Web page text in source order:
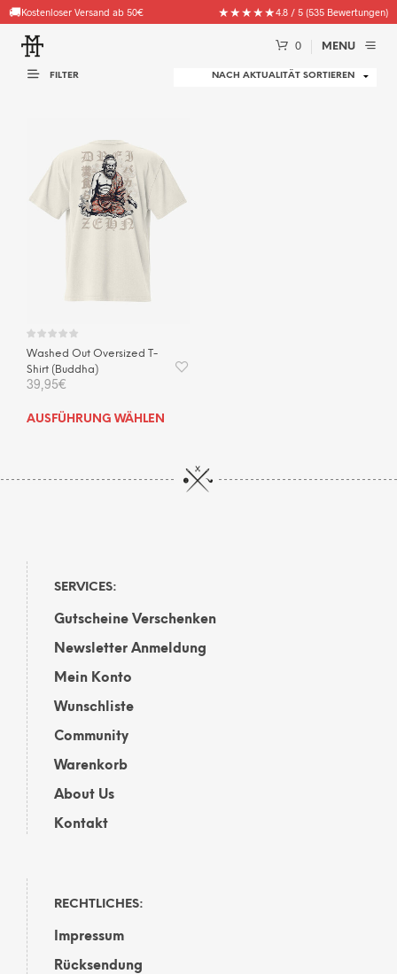
🚚Kostenloser Versand ab 50€ ★★★★★4.8 / 5 (535 Bewertungen)
0 MENU
FILTER
Washed Out Oversized T-
Shirt (Buddha)
39,95€
AUSFÜHRUNG WÄHLEN
mehrere
Varianten
Produktseite
werden
SERVICES:
Gutscheine Verschenken
Newsletter Anmeldung
Mein Konto
Wunschliste
Community
Warenkorb
About Us
Kontakt
RECHTLICHES:
Impressum
Rücksendung